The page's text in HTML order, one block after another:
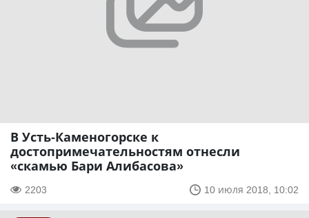
В Усть-Каменогорске к
достопримечательностям отнесли
«скамью Бари Алибасова»
2203 10 июля 2018, 10:02